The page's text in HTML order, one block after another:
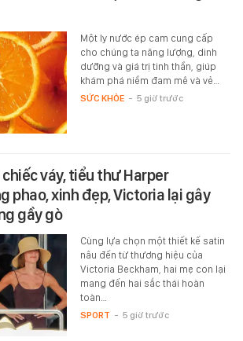
Một ly nước ép cam cung cấp
cho chúng ta năng lượng, dinh
dưỡng và giá trị tinh thần, giúp
khám phá niềm đam mê và vẻ…
SỨC KHỎE - 5 giờ trước
váy, tiểu thư Harper
phao, xinh đẹp, Victoria lại gây
gầy gò
Cùng lựa chọn một thiết kế satin
nâu đến từ thương hiệu của
Victoria Beckham, hai mẹ con lại
mang đến hai sắc thái hoàn
toàn…
SPORT - 5 giờ trước